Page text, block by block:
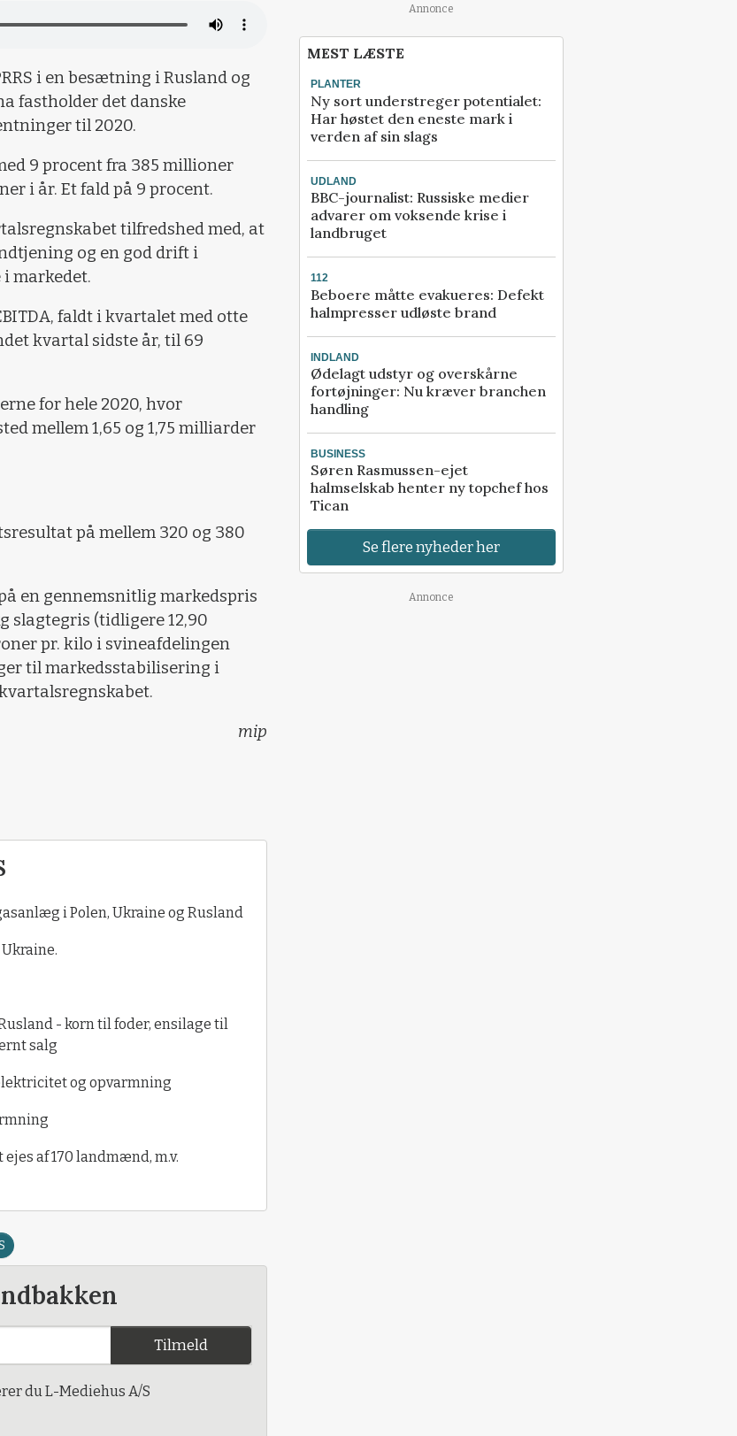
i en besætning i Rusland og
fastholder det danske
til 2020.
9 procent fra 385 millioner
i år. Et fald på 9 procent.
tilfredshed med, at
og en god drift i
markedet.
faldt i kvartalet med otte
kvartal sidste år, til 69
for hele 2020, hvor
mellem 1,65 og 1,75 milliarder
på mellem 320 og 380
en gennemsnitlig markedspris
slagtegris (tidligere 12,90
pr. kilo i svineafdelingen
til markedsstabilisering i
mip
i Polen, Ukraine og Rusland
- korn til foder, ensilage til
salg
og opvarmning
af 170 landmænd, m.v.
Tilmeld
du L-Mediehus A/S
Annonce
MEST LÆSTE
PLANTER
Ny sort understreger potentialet:
Har høstet den eneste mark i
verden af sin slags
UDLAND
BBC-journalist: Russiske medier
advarer om voksende krise i
landbruget
112
Beboere måtte evakueres: Defekt
halmpresser udløste brand
INDLAND
Ødelagt udstyr og overskårne
fortøjninger: Nu kræver branchen
handling
BUSINESS
Søren Rasmussen-ejet
halmselskab henter ny topchef hos
Tican
Se flere nyheder her
Annonce